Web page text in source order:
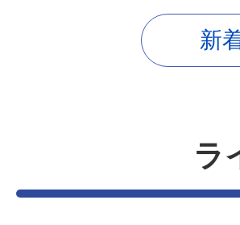
2026年08月05日
2026年08月05日
新
ラ